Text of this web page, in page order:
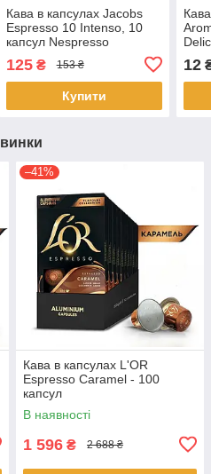
Кава в капсулах Jacobs
Espresso 10 Intenso, 10
капсул Nespresso
125₴ 153 ₴
Купити
12
–41%
Кава в капсулах L'OR
Espresso Caramel - 100
капсул
В наявності
1 596 ₴ 2 688 ₴